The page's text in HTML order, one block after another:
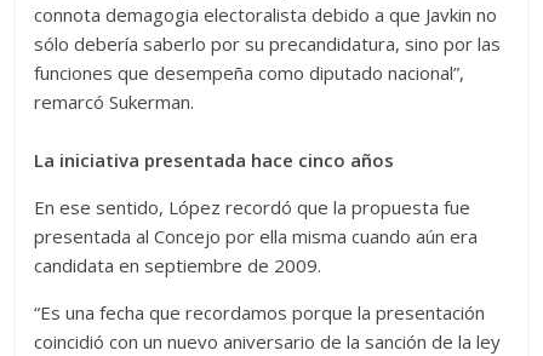
connota demagogia electoralista debido a que Javkin no
sólo debería saberlo por su precandidatura, sino por las
funciones que desempeña como diputado nacional”,
remarcó Sukerman.
La iniciativa presentada hace cinco años
En ese sentido, López recordó que la propuesta fue
presentada al Concejo por ella misma cuando aún era
candidata en septiembre de 2009.
“Es una fecha que recordamos porque la presentación
coincidió con un nuevo aniversario de la sanción de la ley